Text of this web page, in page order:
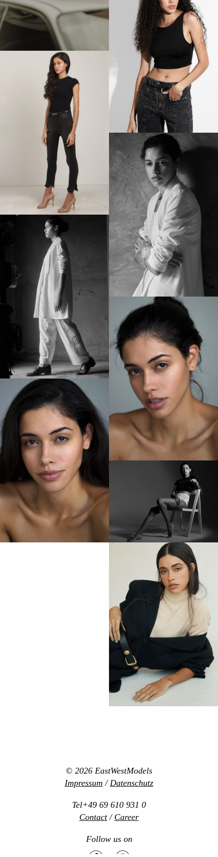
© 2026 EastWestModels
Impressum /Datenschutz
Tel+49 69 610 931 0
Contact/ Career
Follow us on